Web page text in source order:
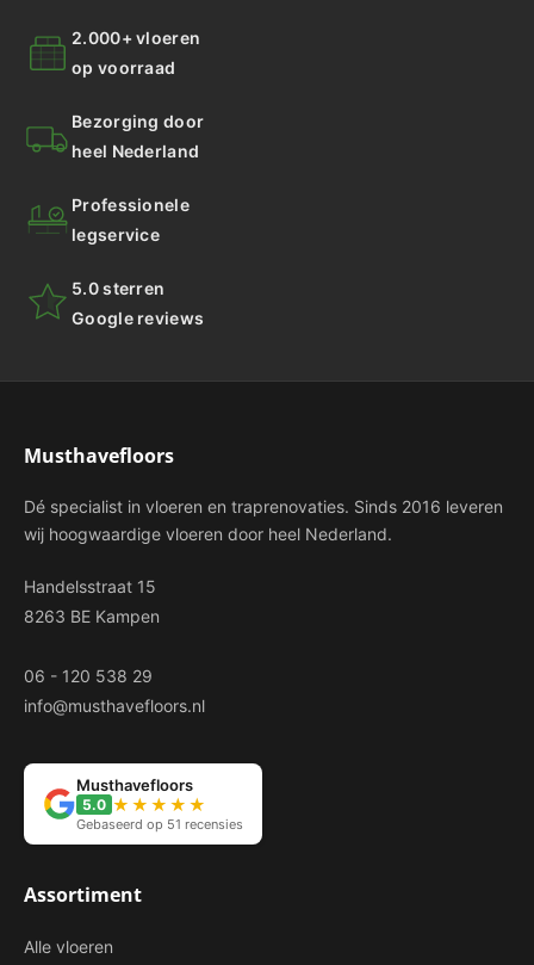
2.000+ vloeren
op voorraad
Bezorging door
heel Nederland
Professionele
legservice
5.0 sterren
Google reviews
Musthavefloors
Dé specialist in vloeren en traprenovaties. Sinds 2016 leveren
wij hoogwaardige vloeren door heel Nederland.
Handelsstraat 15
8263 BE Kampen
06 - 120 538 29
info@musthavefloors.nl
Musthavefloors
5.0 ★★★★★
Gebaseerd op 51 recensies
Assortiment
Alle vloeren